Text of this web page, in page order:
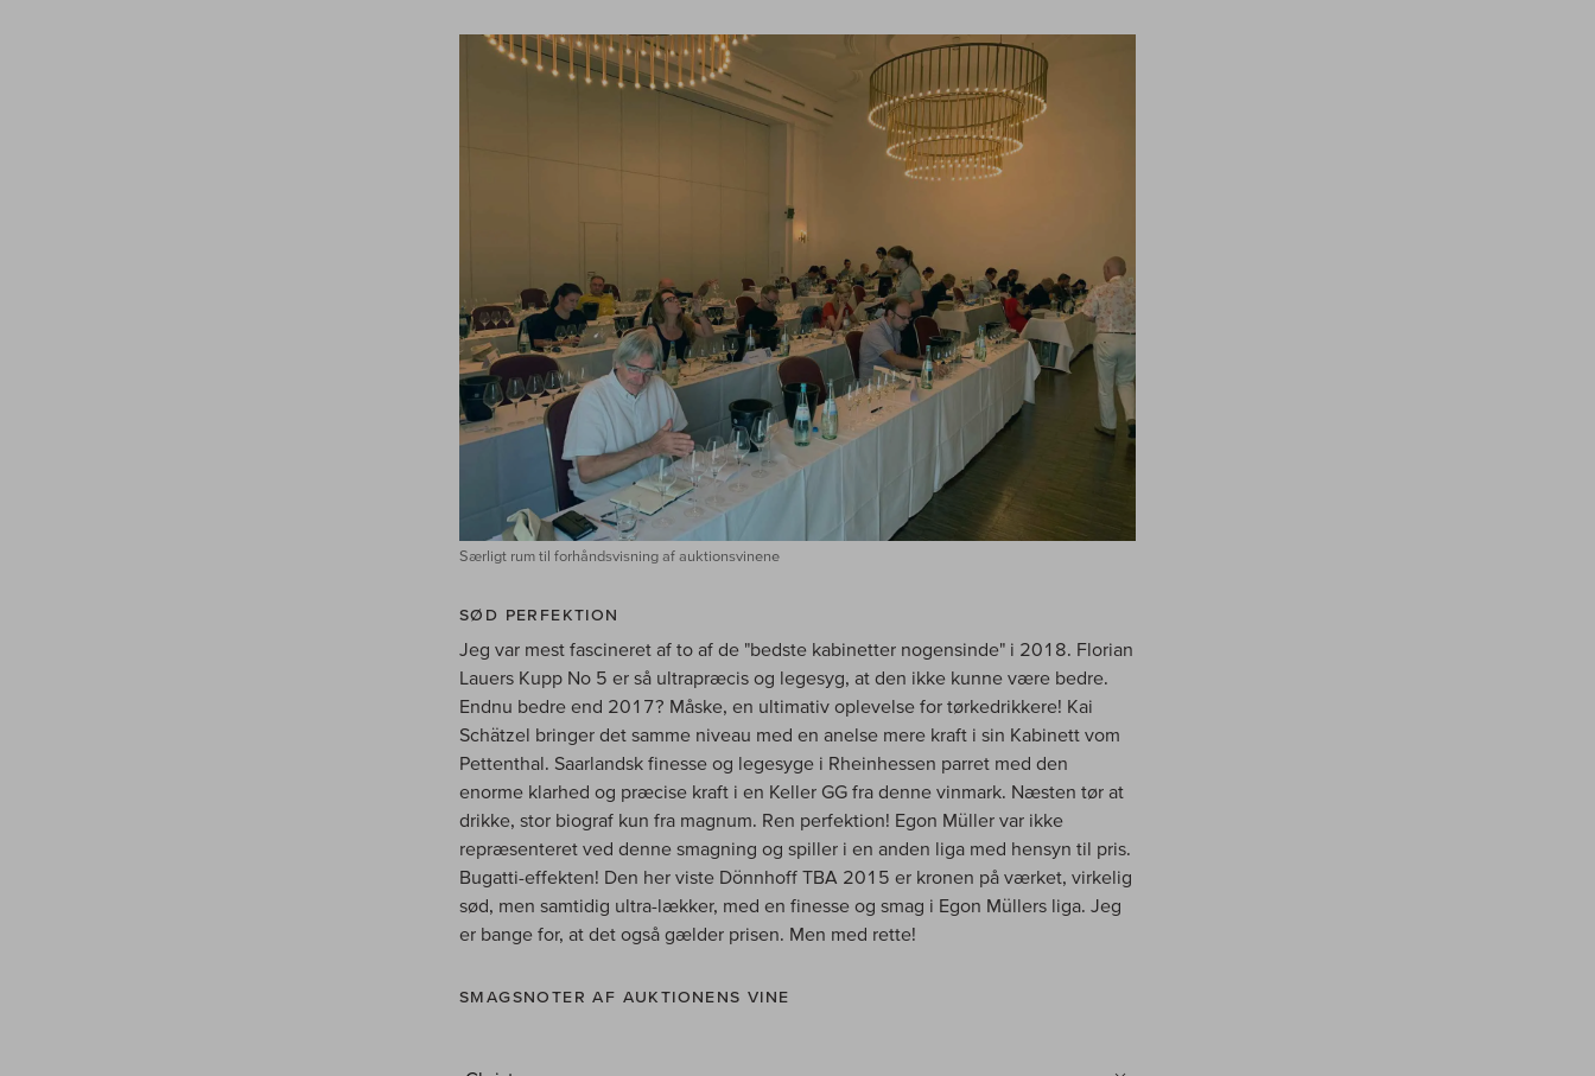
Særligt rum til forhåndsvisning af auktionsvinene
SØD PERFEKTION
Jeg var mest fascineret af to af de "bedste kabinetter nogensinde" i 2018. Florian
Lauers Kupp No 5 er så ultrapræcis og legesyg, at den ikke kunne være bedre.
Endnu bedre end 2017? Måske, en ultimativ oplevelse for tørkedrikkere! Kai
Schätzel bringer det samme niveau med en anelse mere kraft i sin Kabinett vom
Pettenthal. Saarlandsk finesse og legesyge i Rheinhessen parret med den
enorme klarhed og præcise kraft i en Keller GG fra denne vinmark. Næsten tør at
drikke, stor biograf kun fra magnum. Ren perfektion! Egon Müller var ikke
repræsenteret ved denne smagning og spiller i en anden liga med hensyn til pris.
Bugatti-effekten! Den her viste Dönnhoff TBA 2015 er kronen på værket, virkelig
sød, men samtidig ultra-lækker, med en finesse og smag i Egon Müllers liga. Jeg
er bange for, at det også gælder prisen. Men med rette!
SMAGSNOTER AF AUKTIONENS VINE